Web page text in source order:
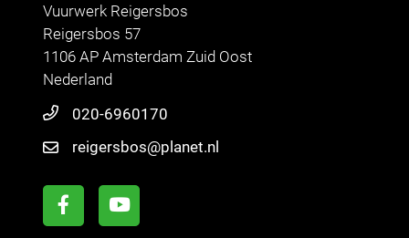
Vuurwerk Reigersbos
Reigersbos 57
1106 AP Amsterdam Zuid Oost
Nederland
020-6960170
reigersbos@planet.nl